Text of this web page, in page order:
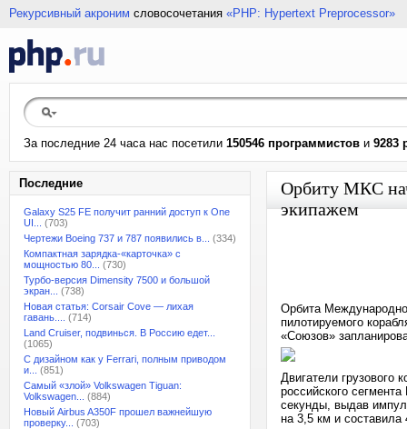
Рекурсивный акроним словосочетания «PHP: Hypertext Preprocessor»
За последние 24 часа нас посетили 150546 программистов и 9283
Последние
Galaxy S25 FE получит ранний доступ к One
UI...
(703)
Чертежи Boeing 737 и 787 появились в...
(334)
Компактная зарядка-«карточка» с
мощностью 80...
(730)
Турбо-версия Dimensity 7500 и большой
экран...
(738)
Новая статья: Corsair Cove — лихая
гавань....
(714)
Land Cruiser, подвинься. В Россию едет...
(1065)
С дизайном как у Ferrari, полным приводом
и...
(851)
Самый «злой» Volkswagen Tiguan:
Volkswagen...
(884)
Новый Airbus A350F прошел важнейшую
проверку...
(703)
Орбиту МКС
экипажем
Орбита
пилотируемого
«Союзов»
Двигатели грузового
российского
секунды, выдав
на 3,5 км и составила